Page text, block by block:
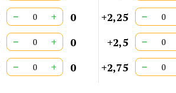
− +
0
− +
0
− + 0
+2,25
−
+2,5
−
+2,75
−